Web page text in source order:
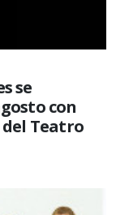
se
con
Teatro